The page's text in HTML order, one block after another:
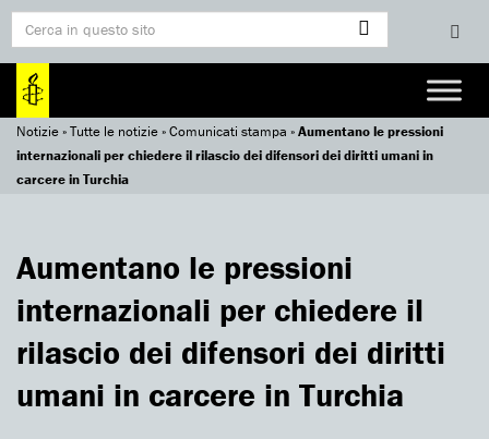
Notizie»Tutte le notizie»Comunicati stampa »Aumentano le pressioni
internazionali per chiedere il rilascio dei difensori dei diritti umani in
carcere in Turchia
Aumentano le pressioni
internazionali per chiedere il
rilascio dei difensori dei diritti
umani in carcere in Turchia